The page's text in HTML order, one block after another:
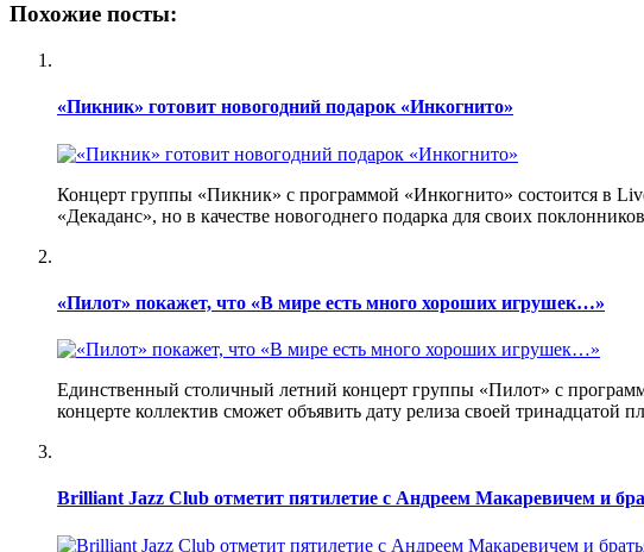
Похожие посты:
«Пикник» готовит новогодний подарок «Инкогнито»
Концерт группы «Пикник» с программой «Инкогнито» состоится в
«Декаданс», но в качестве новогоднего подарка для своих
«Пилот» покажет, что «В мире есть много хороших игрушек…»
Единственный столичный летний концерт группы «Пилот» с
концерте коллектив сможет объявить дату релиза своей тринадцатой
Brilliant Jazz Club отметит пятилетие с Андреем Макаревичем и